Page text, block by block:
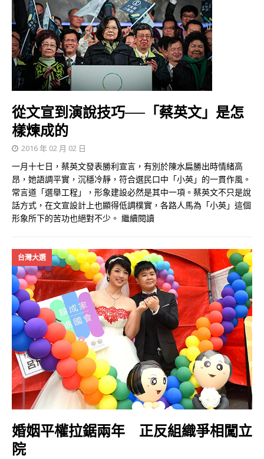
從文宣到演說技巧──「蔡英文」是怎
樣煉成的
2016 年 02 月 02 日
一月十七日，蔡英文發表勝利宣言，有別於陳水扁勝出時情緒高
昂，她語調平實，沉穩冷靜，符合選民口中「小英」的一貫作風。
常言道「選舉工程」，形象建設必然是其中一項。蔡英文不只是說
話方式，在文宣設計上也顯得低調樸實，各路人馬為「小英」這個
形象所下的苦功也絕對不少。 繼續閱讀
台灣大選
婚姻平權拉鋸兩年 正反組織爭相闖立
院